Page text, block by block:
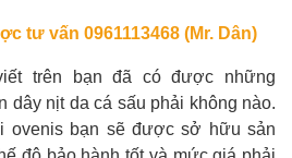
tư vấn 0961113468 (Mr. Dân)
trên bạn đã có được những
dây nịt da cá sấu phải không nào.
ovenis bạn sẽ được sở hữu sản